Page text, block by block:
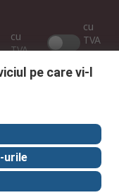
cu
TVA
cu
TVA
24h
pe care vi-l
urile